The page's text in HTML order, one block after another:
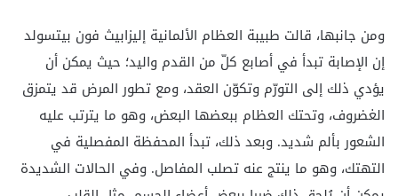
ومن جانبها، قالت طبيبة العظام الألمانية إليزابيث فون بيتسولد
إن الإصابة تبدأ في أصابع كلّ من القدم واليد؛ حيث يمكن أن
يؤدي ذلك إلى التورّم وتكوّن العقد، ومع تطور المرض قد يتمزق
الغضروف، وتحتك العظام ببعضها البعض، وهو ما يترتب عليه
الشعور بألم شديد. وبعد ذلك، تبدأ المحفظة المفصلية في
التهتك، وهو ما ينتج عنه تصلب المفاصل. وفي الحالات الشديدة